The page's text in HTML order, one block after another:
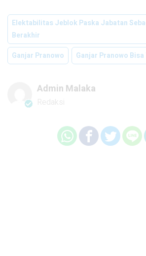
Elektabilitas Jeblok Paska Jabatan
Berakhir
Ganjar Pranowo
Ganjar Pranowo
Admin Malaka